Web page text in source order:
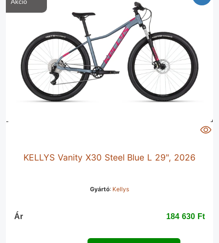
KELLYS Vanity X30 Steel Blue L 29", 2026
Gyártó: Kellys
Ár 184 630 Ft‎